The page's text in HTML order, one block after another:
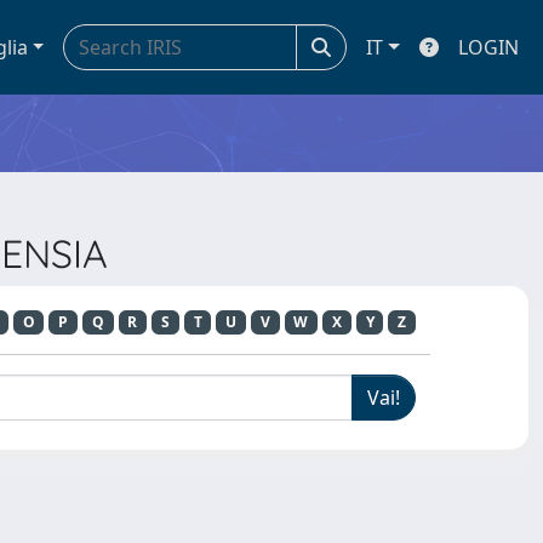
IT LOGIN
O P Q R S T U V W X Y Z